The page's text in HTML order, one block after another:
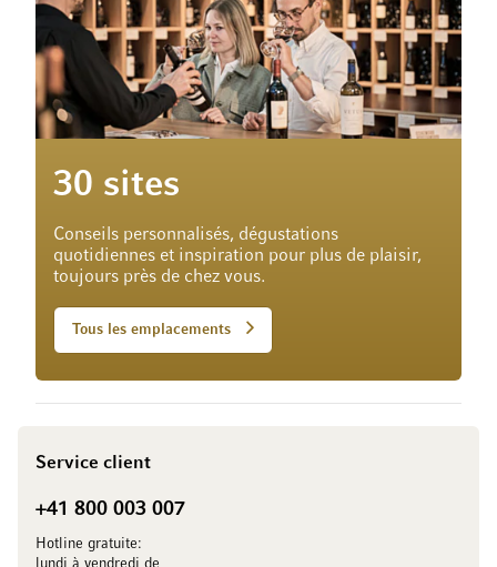
30 sites
Conseils personnalisés, dégustations
quotidiennes et inspiration pour plus de plaisir,
toujours près de chez vous.
Tous les emplacements
Service client
+41 800 003 007
Hotline gratuite:
lundi à vendredi de